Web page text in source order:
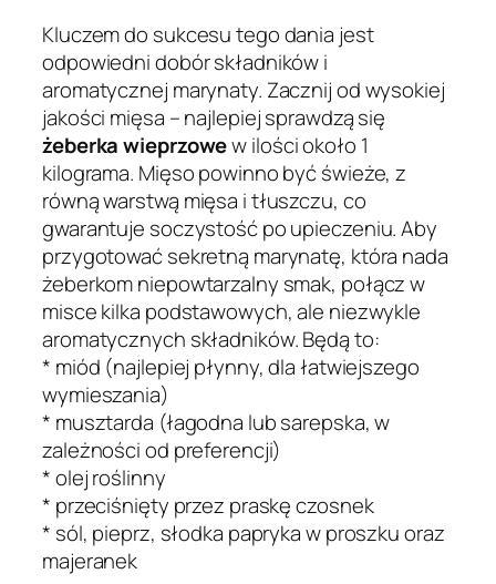
Kluczem do sukcesu tego dania jest
odpowiedni dobór składników i
aromatycznej marynaty. Zacznij od wysokiej
jakości mięsa – najlepiej sprawdzą się
żeberka wieprzowew ilości około 1
kilograma. Mięso powinno być świeże, z
równą warstwą mięsa i tłuszczu, co
gwarantuje soczystość po upieczeniu. Aby
przygotować sekretną marynatę, która nada
żeberkom niepowtarzalny smak, połącz w
misce kilka podstawowych, ale niezwykle
aromatycznych składników. Będą to:
* miód (najlepiej płynny, dla łatwiejszego
wymieszania)
* musztarda (łagodna lub sarepska, w
zależności od preferencji)
* olej roślinny
* przeciśnięty przez praskę czosnek
* sól, pieprz, słodka papryka w proszku oraz
majeranek